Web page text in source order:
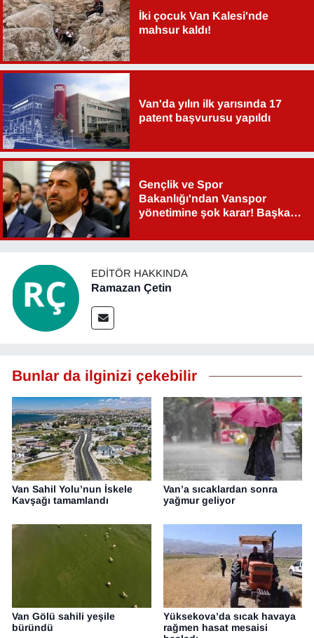
İki çocuk Van Kalesi'nde
mahsur kaldı!
Van'da yılın ilk yarısında 17
patent başvurusu yapıldı
Gençlik ve Spor
Bakanlığı'ndan Vanspor
yönetimine şok karar! Başkan
EDITÖR HAKKINDA
Ramazan Çetin
Bunlar da ilginizi çekebilir
Van Sahil Yolu’nun İskele
Kavşağı tamamlandı
Van’a sıcaklardan sonra
yağmur geliyor
Van Gölü sahili yeşile
büründü
Yüksekova’da sıcak havaya
rağmen hasat mesaisi
YEREL